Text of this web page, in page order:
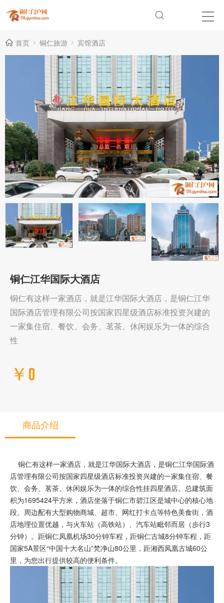
首页 铜仁旅游 宾馆酒店
铜仁江华国际大酒店
铜仁有这样一家酒店，就是江华国际大酒店，是铜仁江华
国际酒店管理有限公司按国家四星级酒店标准投资兴建的
一家集住宿、餐饮、会务、茗茶、休闲娱乐为一体的综合
性
￥0
商品介绍
铜仁有这样一家酒店，就是江华国际大酒店，是铜仁江华国际酒
店管理有限公司按国家四星级酒店标准投资兴建的一家集住宿、餐
饮、会务、茗茶、休闲娱乐为一体的综合性挂四星酒店。总建筑面
积为1695424平方米，酒店坐落于铜仁市碧江区是城中心的核心地
段。周边配有大型购物商城、超市、网红打卡点等特色美食街，酒
店地理位置优越，与火车站（高铁站）、汽车站毗邻而居（步行3
分钟）。距铜仁凤凰机场30分钟车程，距铜仁古城8分钟车程，距
国家5A景区“中国十大名山”梵净山80公里，距湘西凤凰古城60公
里，为您出行提供较高的便利条件。